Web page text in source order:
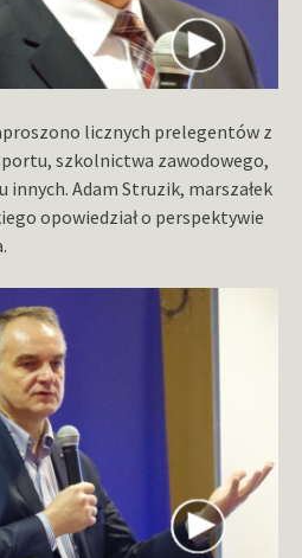
licznych prelegentów z
szkolnictwa zawodowego,
Adam Struzik, marszałek
opowiedział o perspektywie